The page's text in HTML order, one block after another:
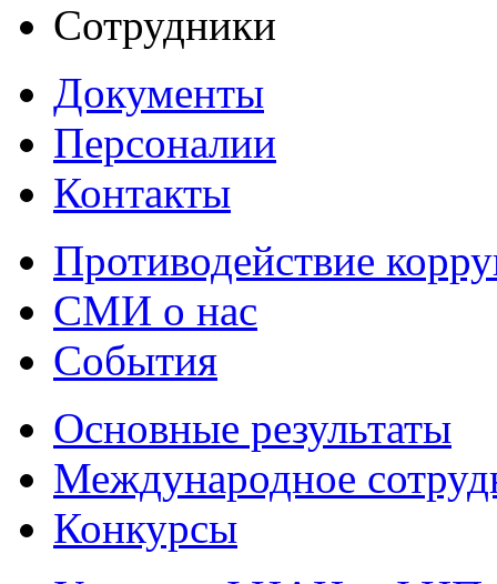
Сотрудники
Документы
Персоналии
Контакты
Противодействие
СМИ о нас
События
Основные результаты
Международное
Конкурсы